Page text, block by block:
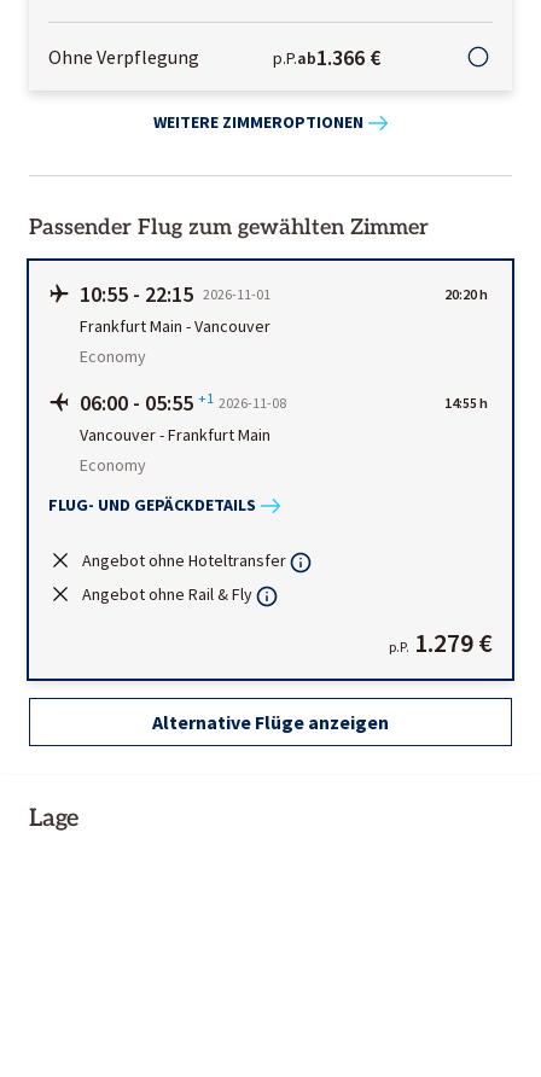
Ohne Verpflegung p.P.ab1.366 €
WEITERE ZIMMEROPTIONEN
Passender Flug zum gewählten Zimmer
10:55 - 22:15 2026-11-01 20:20 h
Frankfurt Main -Vancouver
Economy
06:00 - 05:55 +1 2026-11-08 14:55 h
Vancouver-Frankfurt Main
Economy
FLUG- UND GEPÄCKDETAILS
Angebot ohne Hoteltransfer
Angebot ohne Rail & Fly
p.P. 1.279 €
Alternative Flüge anzeigen
Lage